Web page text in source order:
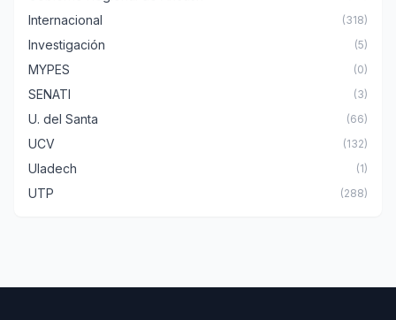
Internacional (318)
Investigación (5)
MYPES (0)
SENATI (3)
U. del Santa (66)
UCV (132)
Uladech (1)
UTP (288)